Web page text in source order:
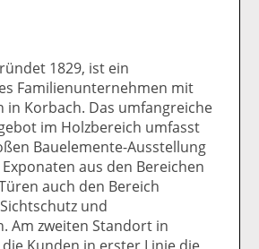
1829, ist ein
Familienunternehmen mit
in Korbach. Das umfangreiche
im Holzbereich umfasst
Bauelemente-Ausstellung
aus den Bereichen
auch den Bereich
und
Am zweiten Standort in